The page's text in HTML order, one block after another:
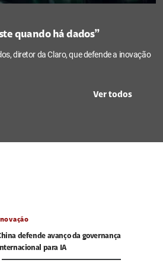
quando há dados”
diretor da Claro, que defende a inovação
Ver todos
Inovação
defende avanço da governança
para IA